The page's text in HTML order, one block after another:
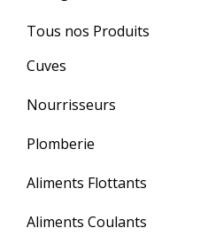
Tous nos Produits
Cuves
Nourrisseurs
Plomberie
Aliments Flottants
Aliments Coulants